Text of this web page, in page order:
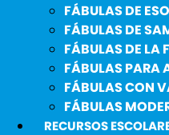
FÁBULAS DE
FÁBULAS DE
FÁBULAS DE LA
FÁBULAS PARA
FÁBULAS CON
FÁBULAS
RECURSOS